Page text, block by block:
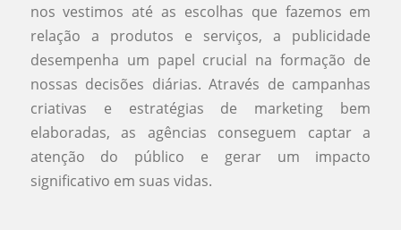
nos vestimos até as escolhas que fazemos em
relação a produtos e serviços, a publicidade
desempenha um papel crucial na formação de
nossas decisões diárias. Através de campanhas
criativas e estratégias de marketing bem
elaboradas, as agências conseguem captar a
atenção do público e gerar um impacto
significativo em suas vidas.